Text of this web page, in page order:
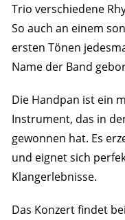
Trio verschiedene
So auch an einem
ersten Tönen
Name der Band
Die Handpan ist ein
Instrument, das in
gewonnen hat. Es
und eignet sich
Klangerlebnisse.
Das Konzert findet